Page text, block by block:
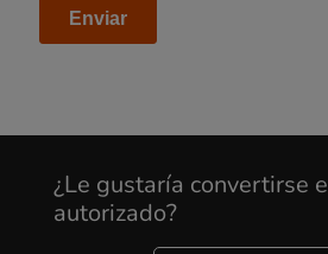
¿Le gustaría convertirse
autorizado?